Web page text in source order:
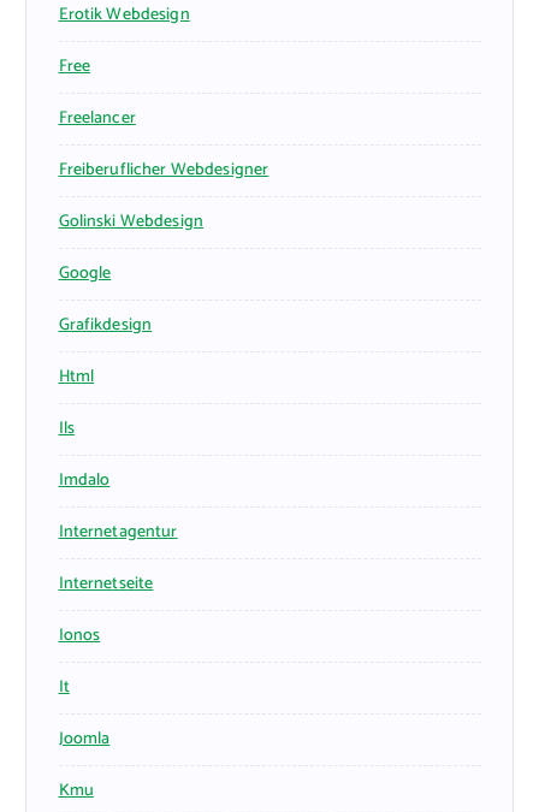
Erotik Webdesign
Free
Freelancer
Freiberuflicher Webdesigner
Golinski Webdesign
Google
Grafikdesign
Html
Ils
Imdalo
Internetagentur
Internetseite
Ionos
It
Joomla
Kmu